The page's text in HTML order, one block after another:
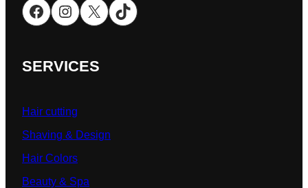
Facebook Instagram X TikTok
SERVICES
Hair cutting
Shaving & Design
Hair Colors
Beauty & Spa